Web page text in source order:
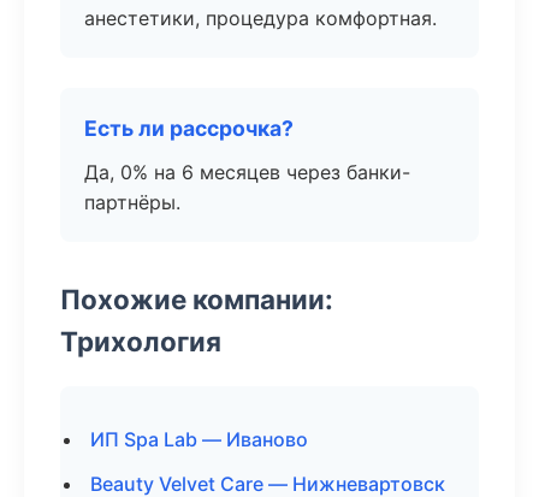
анестетики, процедура комфортная.
Есть ли рассрочка?
Да, 0% на 6 месяцев через банки-
партнёры.
Похожие компании:
Трихология
ИП Spa Lab — Иваново
Beauty Velvet Care — Нижневартовск